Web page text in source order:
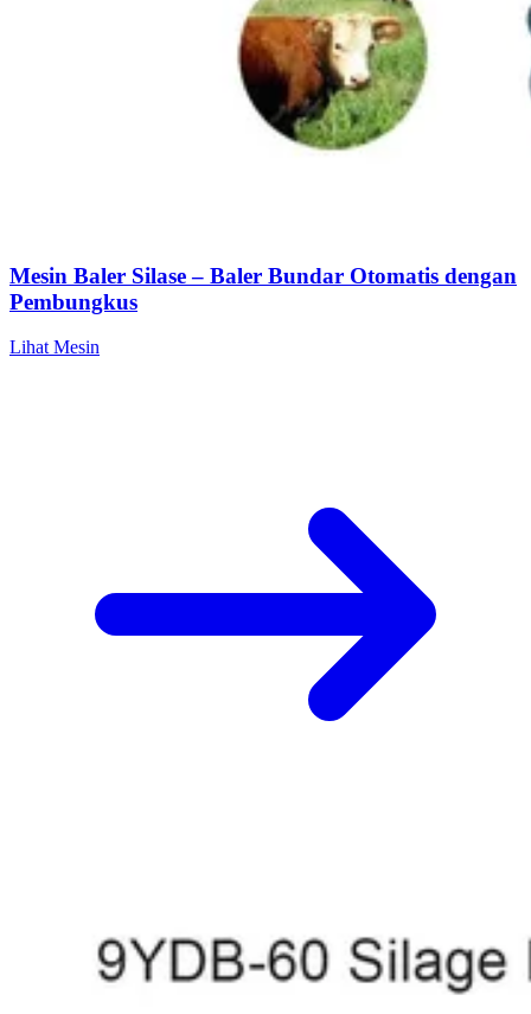
Mesin Baler Silase – Baler Bundar Otomatis dengan
Pembungkus
Lihat Mesin